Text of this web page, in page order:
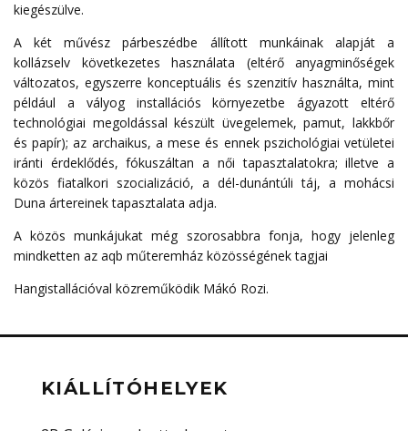
kiegészülve.
A két művész párbeszédbe állított munkáinak alapját a
kollázselv következetes használata (eltérő anyagminőségek
változatos, egyszerre konceptuális és szenzitív használta, mint
például a vályog installációs környezetbe ágyazott eltérő
technológiai megoldással készült üvegelemek, pamut, lakkbőr
és papír); az archaikus, a mese és ennek pszichológiai vetületei
iránti érdeklődés, fókuszáltan a női tapasztalatokra; illetve a
közös fiatalkori szocializáció, a dél-dunántúli táj, a mohácsi
Duna ártereinek tapasztalata adja.
A közös munkájukat még szorosabbra fonja, hogy jelenleg
mindketten az aqb műteremház közösségének tagjai
Hangistallációval közreműködik Mákó Rozi.
KIÁLLÍTÓHELYEK